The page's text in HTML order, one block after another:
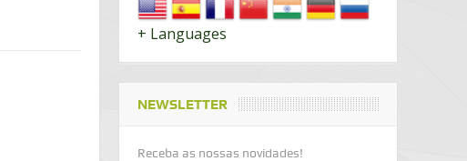
+ Languages
NEWSLETTER
Receba as nossas novidades!